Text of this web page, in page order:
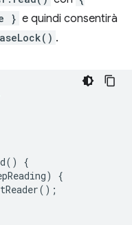
} e quindi consentirà
.
()
{
)
{
();